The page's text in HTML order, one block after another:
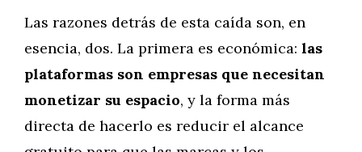
Las razones detrás de esta caída son, en
esencia, dos. La primera es económica: las
plataformas son empresas que necesitan
monetizar su espacio, y la forma más
directa de hacerlo es reducir el alcance